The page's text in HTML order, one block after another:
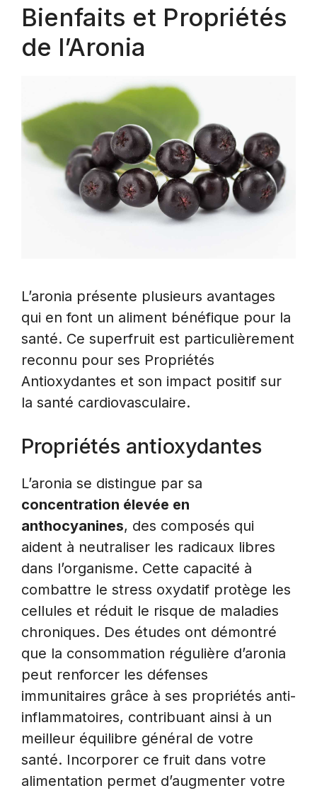
Bienfaits et Propriétés
de l’Aronia
L’aronia présente plusieurs avantages
qui en font un aliment bénéfique pour la
santé. Ce superfruit est particulièrement
reconnu pour ses Propriétés
Antioxydantes et son impact positif sur
la santé cardiovasculaire.
Propriétés antioxydantes
L’aronia se distingue par sa
concentration élevée en
anthocyanines, des composés qui
aident à neutraliser les radicaux libres
dans l’organisme. Cette capacité à
combattre le stress oxydatif protège les
cellules et réduit le risque de maladies
chroniques. Des études ont démontré
que la consommation régulière d’aronia
peut renforcer les défenses
immunitaires grâce à ses propriétés anti-
inflammatoires, contribuant ainsi à un
meilleur équilibre général de votre
santé. Incorporer ce fruit dans votre
alimentation permet d’augmenter votre